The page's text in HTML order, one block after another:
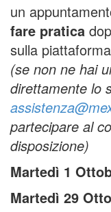
un
fare pratica
sulla
(se non ne hai
direttamente lo
partecipare al
disposizione)
Martedì 1
Martedì 29